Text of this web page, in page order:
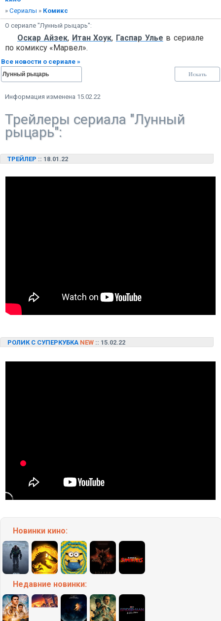
» Сериалы » Комикс
О сериале "Лунный рыцарь":
Оскар Айзек, Итан Хоук, Гаспар Улье в сериале
по комиксу «Марвел».
Все новости о сериале »
Информация изменена 15.02.22
Трейлеры сериала "Лунный
рыцарь":
ТРЕЙЛЕР :: 18.01.22
РОЛИК С СУПЕРКУБКА NEW :: 15.02.22
Новинки кино:
Недавние новинки: